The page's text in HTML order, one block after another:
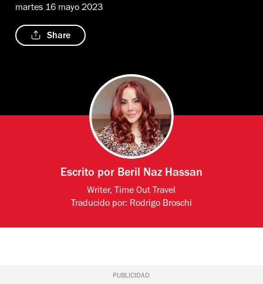
martes 16 mayo 2023
Share
Escrito por Beril Naz Hassan
Writer, Time Out Travel
Traducido por: Rodrigo Broschi
PUBLICIDAD